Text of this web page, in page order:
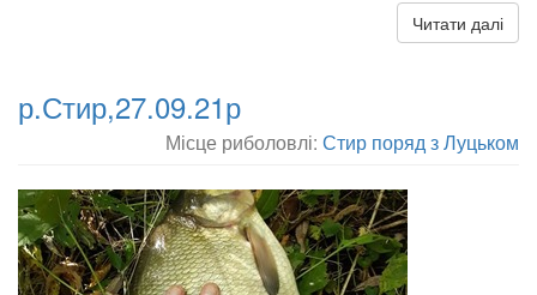
Читати далі
р.Стир,27.09.21р
Місце риболовлі: Стир поряд з Луцьком